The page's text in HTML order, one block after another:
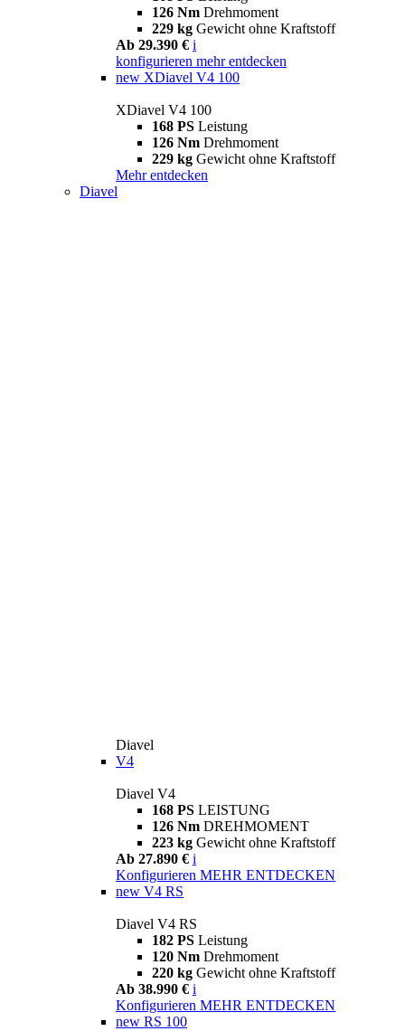
126 Nm Drehmoment
229 kg Gewicht ohne Kraftstoff
Ab 29.390 € i
konfigurieren mehr entdecken
new XDiavel V4 100
XDiavel V4 100
168 PS Leistung
126 Nm Drehmoment
229 kg Gewicht ohne Kraftstoff
Mehr entdecken
Diavel
Diavel
V4
Diavel V4
168 PS LEISTUNG
126 Nm DREHMOMENT
223 kg Gewicht ohne Kraftstoff
Ab 27.890 € i
Konfigurieren MEHR ENTDECKEN
new V4 RS
Diavel V4 RS
182 PS Leistung
120 Nm Drehmoment
220 kg Gewicht ohne Kraftstoff
Ab 38.990 € i
Konfigurieren MEHR ENTDECKEN
new RS 100